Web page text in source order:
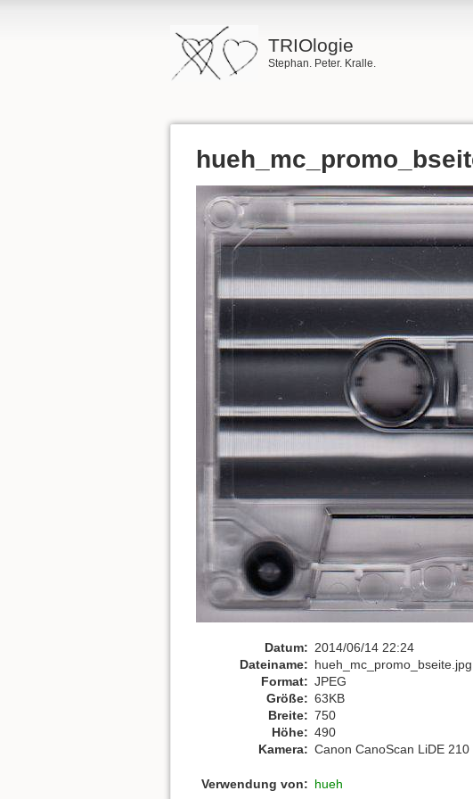
TRIOlogie
Stephan. Peter. Kralle.
Datum: 2014/06/14 22:24
Dateiname: hueh_mc_promo_bseite.jpg
Format: JPEG
Größe: 63KB
Breite: 750
Höhe: 490
Kamera: Canon CanoScan LiDE 210
Verwendung von: hueh